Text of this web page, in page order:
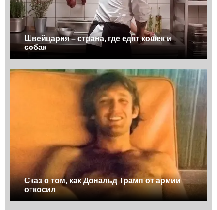
Швейцария – страна, где едят кошек и
собак
Сказ о том, как Дональд Трамп от армии
откосил